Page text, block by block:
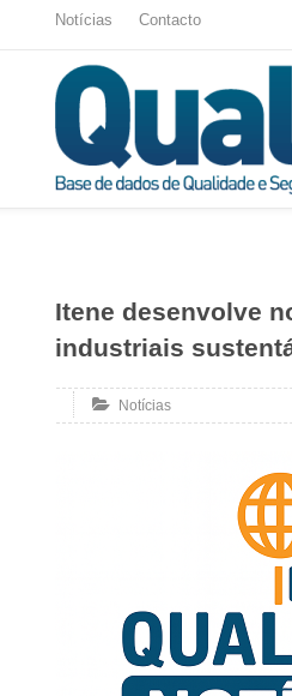
Notícias Contacto
Itene desenvolve
industriais
Notícias